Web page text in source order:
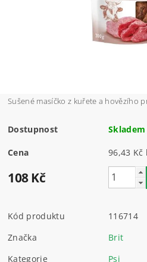
Sušené masíčko z kuřete a hovězího
Dostupnost Skladem
Cena
108 Kč
Kód produktu
116714
Značka
Brit
Kategorie
Psi